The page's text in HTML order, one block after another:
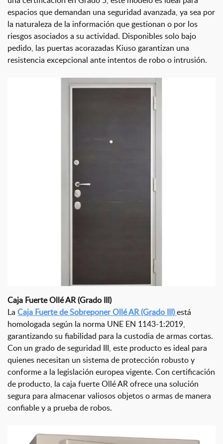
espacios que demandan una seguridad avanzada, ya sea por
la naturaleza de la información que gestionan o por los
riesgos asociados a su actividad. Disponibles solo bajo
pedido, las puertas acorazadas Kiuso garantizan una
resistencia excepcional ante intentos de robo o intrusión.
Caja Fuerte Ollé AR (Grado III)
La Caja Fuerte de Sobreponer Ollé AR (Grado III)está
homologada según la norma UNE EN 1143-1:2019,
garantizando su fiabilidad para la custodia de armas cortas.
Con un grado de seguridad III, este producto es ideal para
quienes necesitan un sistema de protección robusto y
conforme a la legislación europea vigente. Con certificación
de producto, la caja fuerte Ollé AR ofrece una solución
segura para almacenar valiosos objetos o armas de manera
confiable y a prueba de robos.